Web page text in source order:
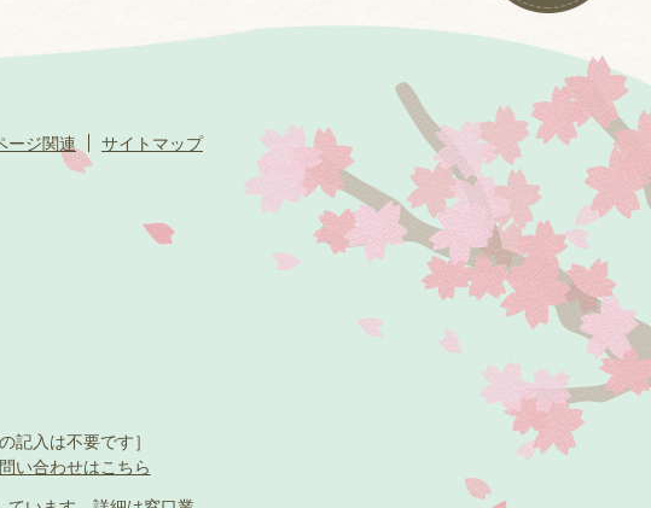
ージ関連 サイトマップ
記入は不要です］
い合わせはこちら